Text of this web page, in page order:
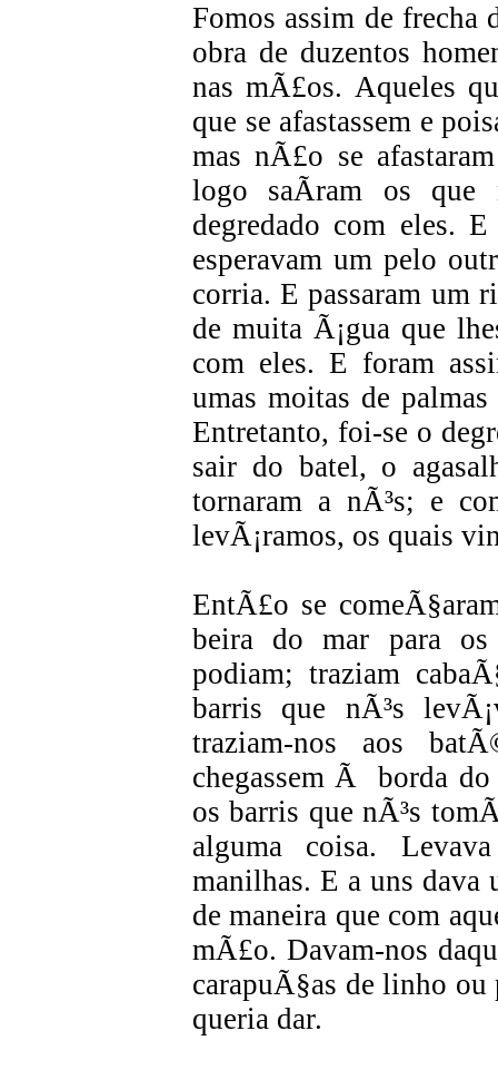
Fomos assim de
obra de duzentos
nas mÃ£os. Aqueles
que se afastassem e
mas nÃ£o se
logo saÃ­ram os que
degredado com eles.
esperavam um pelo
corria. E passaram um
de muita Ã¡gua que
com eles. E foram
umas moitas de
Entretanto, foi-se o
sair do batel, o
tornaram a nÃ³s; e
levÃ¡ramos, os quais
EntÃ£o se
beira do mar para
podiam; traziam
barris que nÃ³s
traziam-nos aos
chegassem Ã borda
os barris que nÃ³s
alguma coisa.
manilhas. E a uns dava
de maneira que com
mÃ£o. Davam-nos
carapuÃ§as de linho
queria dar.